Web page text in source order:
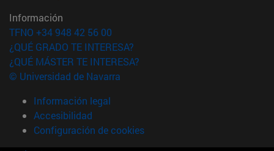
Información
TFNO +34 948 42 56 00
¿QUÉ GRADO TE INTERESA?
¿QUÉ MÁSTER TE INTERESA?
© Universidad de Navarra
Información legal
Accesibilidad
Configuración de cookies